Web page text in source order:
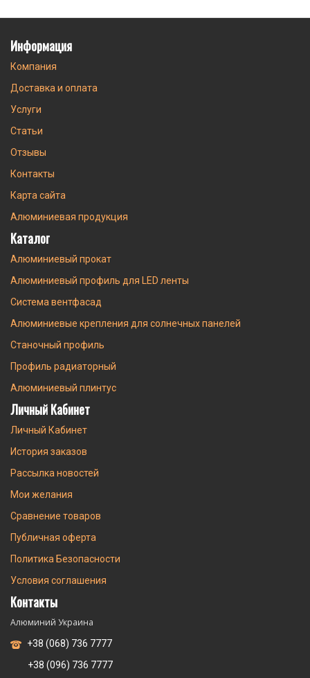
Информация
Компания
Доставка и оплата
Услуги
Статьи
Отзывы
Контакты
Карта сайта
Алюминиевая продукция
Каталог
Алюминиевый прокат
Алюминиевый профиль для LED ленты
Система вентфасад
Алюминиевые крепления для солнечных панелей
Станочный профиль
Профиль радиаторный
Алюминиевый плинтус
Личный Кабинет
Личный Кабинет
История заказов
Рассылка новостей
Мои желания
Сравнение товаров
Публичная оферта
Политика Безопасности
Условия соглашения
Контакты
Алюминий Украина
+38 (068) 736 7777
+38 (096) 736 7777